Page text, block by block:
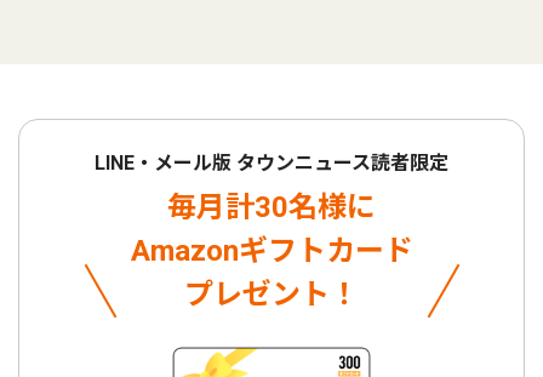
LINE・メール版 タウンニュース読者限定
毎月計30名様に
Amazonギフトカード
プレゼント！